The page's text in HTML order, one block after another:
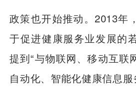
政策也开始推动。2013年
于促进健康服务业发展的
提到“与物联网、移动互联
自动化、智能化健康信息服